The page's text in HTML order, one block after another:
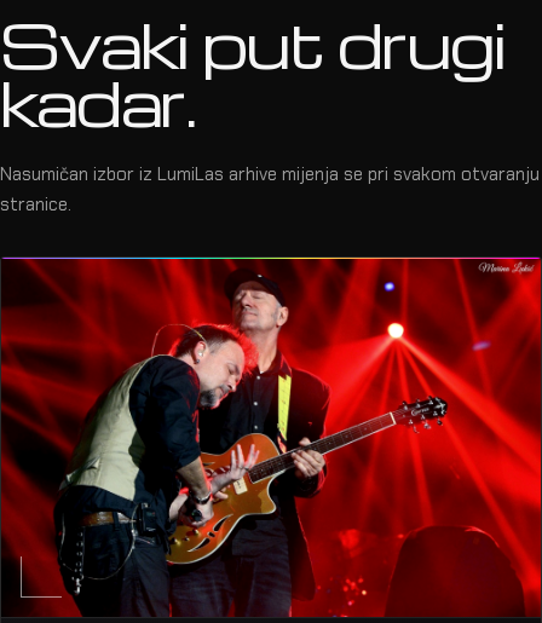
Svaki put drugi
kadar.
Nasumičan izbor iz LumiLas arhive mijenja se pri svakom otvaranju
stranice.